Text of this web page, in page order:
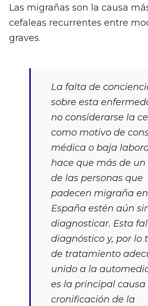
Las migrañas son la causa
cefaleas recurrentes entre
graves.
La falta de
sobre esta
no considerarse la
como motivo de
médica o baja
hace que más de un
de las personas que
padecen migraña en
España estén aún
diagnosticar. Esta
diagnóstico y, por lo
de tratamiento
unido a la
es la principal causa
cronificación de la